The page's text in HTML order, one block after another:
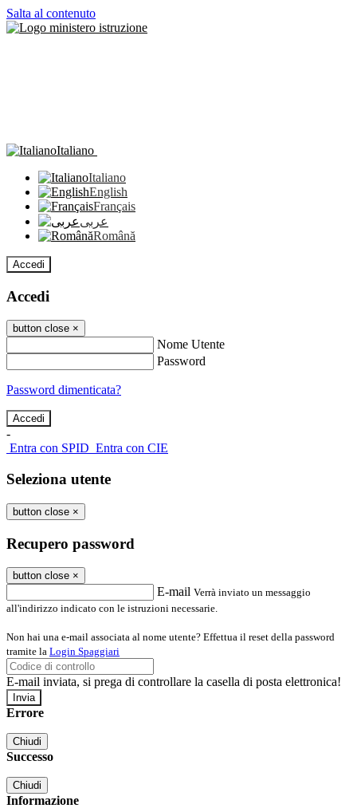
Salta al contenuto
Italiano
Italiano
English
Français
عربى
Română
Accedi
Accedi
button close ×
Nome Utente
Password
Password dimenticata?
-
Entra con SPID Entra con CIE
Seleziona utente
button close ×
Recupero password
button close ×
E-mail Verrà inviato un messaggio
all'indirizzo indicato con le istruzioni necessarie.
Non hai una e-mail associata al nome utente? Effettua il reset della password
tramite la Login Spaggiari
E-mail inviata, si prega di controllare la casella di posta elettronica!
Errore
Chiudi
Successo
Chiudi
Informazione